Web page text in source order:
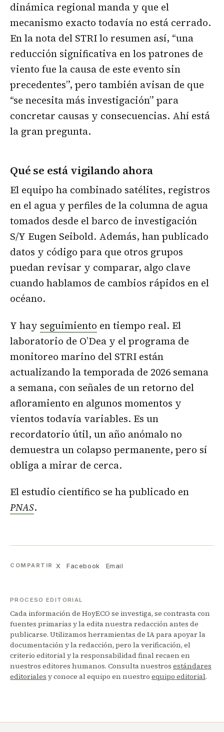
dinámica regional manda y que el
mecanismo exacto todavía no está cerrado.
En la nota del STRI lo resumen así, “una
reducción significativa en los patrones de
viento fue la causa de este evento sin
precedentes”, pero también avisan de que
“se necesita más investigación” para
concretar causas y consecuencias. Ahí está
la gran pregunta.
Qué se está vigilando ahora
El equipo ha combinado satélites, registros
en el agua y perfiles de la columna de agua
tomados desde el barco de investigación
S/Y Eugen Seibold. Además, han publicado
datos y código para que otros grupos
puedan revisar y comparar, algo clave
cuando hablamos de cambios rápidos en el
océano.
Y hay seguimiento en tiempo real. El
laboratorio de O’Dea y el programa de
monitoreo marino del STRI están
actualizando la temporada de 2026 semana
a semana, con señales de un retorno del
afloramiento en algunos momentos y
vientos todavía variables. Es un
recordatorio útil, un año anómalo no
demuestra un colapso permanente, pero sí
obliga a mirar de cerca.
El estudio científico se ha publicado en
PNAS.
COMPARTIR X Facebook Email
PROCESO EDITORIAL
Cada información de HoyECO se investiga, se contrasta con
fuentes primarias y la edita nuestra redacción antes de
publicarse. Utilizamos herramientas de IA para apoyar la
documentación y la redacción, pero la verificación, el
criterio editorial y la responsabilidad final recaen en
nuestros editores humanos. Consulta nuestros estándares
editoriales y conoce al equipo en nuestro equipo editorial.